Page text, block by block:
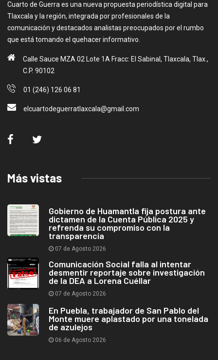
Cuarto de Guerra es una nueva propuesta periodística digital para
Tlaxcala y la región, integrada por profesionales de la
comunicación y destacados analistas preocupados por el rumbo
que está tomando el quehacer informativo.
Calle Sauce MZA 02 Lote 1A Fracc: El Sabinal, Tlaxcala, Tlax.,
C.P. 90102
01 (246) 126 06 81
elcuartodeguerratlaxcala@gmail.com
Más vistas
Gobierno de Huamantla fija postura ante
dictamen de la Cuenta Pública 2025 y
refrenda su compromiso con la
transparencia
07 de Agosto 2026
Comunicación Social falla al intentar
desmentir reportaje sobre investigación
de la DEA a Lorena Cuéllar
07 de Agosto 2026
En Puebla, trabajador de San Pablo del
Monte muere aplastado por una tonelada
de azulejos
06 de Agosto 2026